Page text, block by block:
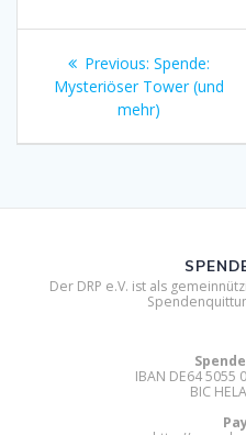
Previous: Previous
post:
Spende:
Mysteriöser Tower (und
mehr)
Der DRP e.V. ist als
IBAN DE64 5055
BIC